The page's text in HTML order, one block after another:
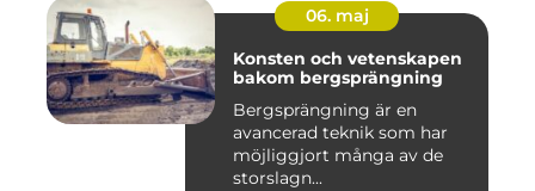
06. maj
Konsten och vetenskapen
bakom bergsprängning
Bergsprängning är en
avancerad teknik som har
möjliggjort många av de
storslagn...